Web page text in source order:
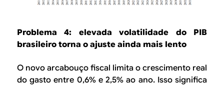
Problema 4: elevada volatilidade do PIB
brasileiro torna o ajuste ainda mais lento
O novo arcabouço fiscal limita o crescimento real
do gasto entre 0,6% e 2,5% ao ano. Isso significa